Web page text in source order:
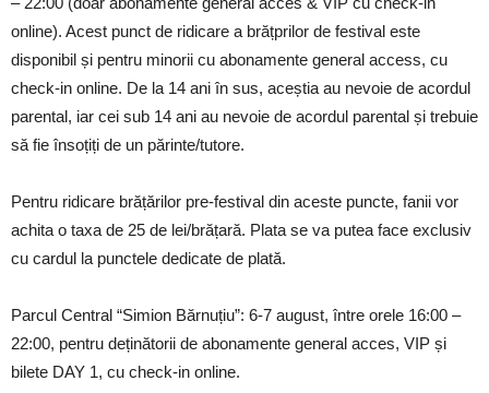
online). Acest punct de ridicare a brățprilor de festival este
disponibil și pentru minorii cu abonamente general access, cu
check-in online. De la 14 ani în sus, aceștia au nevoie de acordul
parental, iar cei sub 14 ani au nevoie de acordul parental și trebuie
să fie însoțiți de un părinte/tutore.
Pentru ridicare brățărilor pre-festival din aceste puncte, fanii vor
achita o taxa de 25 de lei/brățară. Plata se va putea face exclusiv
cu cardul la punctele dedicate de plată.
Parcul Central “Simion Bărnuțiu”: 6-7 august, între orele 16:00 –
22:00, pentru deținătorii de abonamente general acces, VIP și
bilete DAY 1, cu check-in online.